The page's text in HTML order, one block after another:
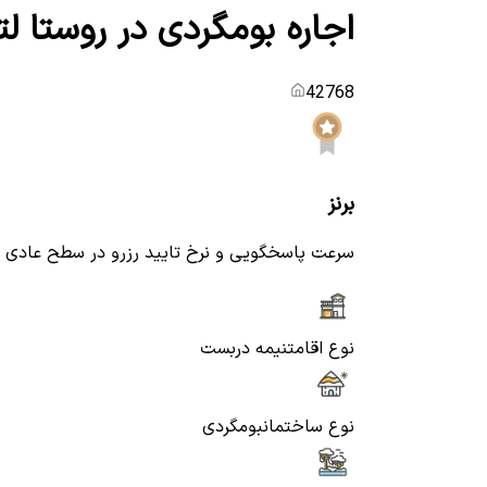
اجاره بومگردی در
42768
برنز
سرعت پاسخگویی و نرخ تایید رزرو در سطح عادی
نوع اقامتنیمه دربست
نوع ساختمانبومگردی